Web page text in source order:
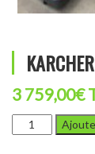
3 759,00€
quantité
de